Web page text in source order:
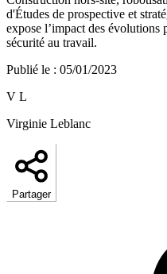
d'Études de prospective et
expose l’impact des évolutions
sécurité au travail.
Publié le : 05/01/2023
V L
Virginie Leblanc
Partager